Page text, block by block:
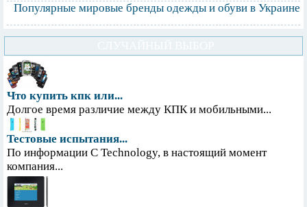
Популярные мировые бренды одежды и обуви в Украине
Что купить кпк или...
Долгое время различие между КПК и мобильными...
Тестовые испытания...
По информации С Technology, в настоящий момент
компания...